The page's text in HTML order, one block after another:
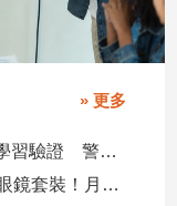
» 更多
8大銀行攜手完成AI防詐模型聯合學習驗證 警示帳戶準確度提升2倍
台灣大電信獨賣Even Realities AI眼鏡套裝！月付1399元 專案價3990